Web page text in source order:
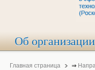
Об организации
Главная страница ⇒